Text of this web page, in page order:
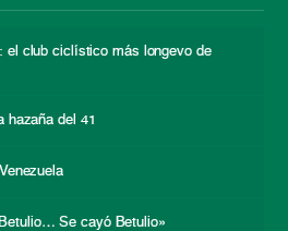
el club ciclístico más longevo de
hazaña del 41
Se cayó Betulio»